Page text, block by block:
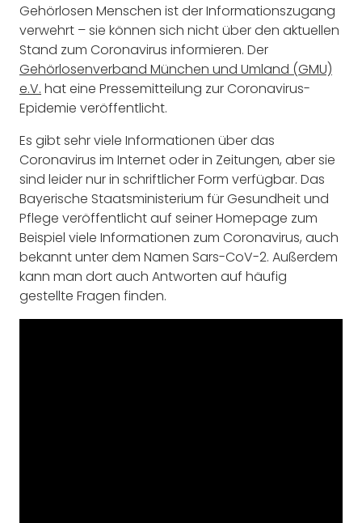
Gehörlosen Menschen ist der Informationszugang
verwehrt – sie können sich nicht über den aktuellen
Stand zum Coronavirus informieren. Der
Gehörlosenverband München und Umland (GMU)
e.V. hat eine Pressemitteilung zur Coronavirus-
Epidemie veröffentlicht.
Es gibt sehr viele Informationen über das
Coronavirus im Internet oder in Zeitungen, aber sie
sind leider nur in schriftlicher Form verfügbar. Das
Bayerische Staatsministerium für Gesundheit und
Pflege veröffentlicht auf seiner Homepage zum
Beispiel viele Informationen zum Coronavirus, auch
bekannt unter dem Namen Sars-CoV-2. Außerdem
kann man dort auch Antworten auf häufig
gestellte Fragen finden.